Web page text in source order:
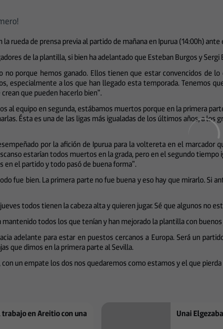
la rueda de prensa previa al partido de mañana en Ipurua (14:00h)
de la plantilla, si bien ha adelantado que Esteban Burgos y Sergi
porque hemos ganado. Ellos tienen que estar convencidos de
especialmente a los que han llegado esta temporada. Tenemos
que pueden hacerlo bien”.
al equipo en segunda, estábamos muertos porque en la primera
Ésta es una de las ligas más igualadas de los últimos años, a
por la afición de Ipurua para la voltereta en el
estarían todos muertos en la grada, pero en el segundo
en el partido y todo pasó de buena forma”.
fue bien. La primera parte no fue buena y eso hay que mirarlo. Si
todos tienen la cabeza alta y quieren jugar. Sé que algunos no
mantenido todos los que tenían y han mejorado la plantilla con
adelante para estar en puestos cercanos a Europa. Será un
que dimos en la primera parte al Sevilla.
un empate los dos nos quedaremos como estamos y el que
en Areitio con una
Unai